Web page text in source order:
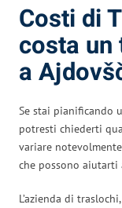
Costi di
costa un
a
Se stai pianificando
potresti chiederti
variare
che possono aiutarti
L’azienda di